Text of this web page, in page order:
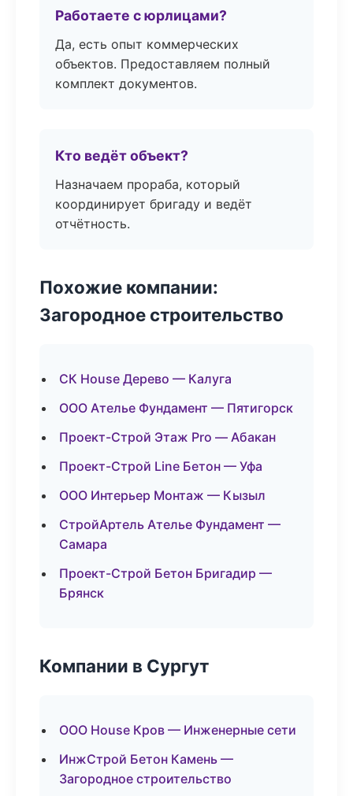
Работаете с юрлицами?
Да, есть опыт коммерческих
объектов. Предоставляем полный
комплект документов.
Кто ведёт объект?
Назначаем прораба, который
координирует бригаду и ведёт
отчётность.
Похожие компании:
Загородное строительство
СК House Дерево — Калуга
ООО Ателье Фундамент — Пятигорск
Проект-Строй Этаж Pro — Абакан
Проект-Строй Line Бетон — Уфа
ООО Интерьер Монтаж — Кызыл
СтройАртель Ателье Фундамент —
Самара
Проект-Строй Бетон Бригадир —
Брянск
Компании в Сургут
ООО House Кров — Инженерные сети
ИнжСтрой Бетон Камень —
Загородное строительство